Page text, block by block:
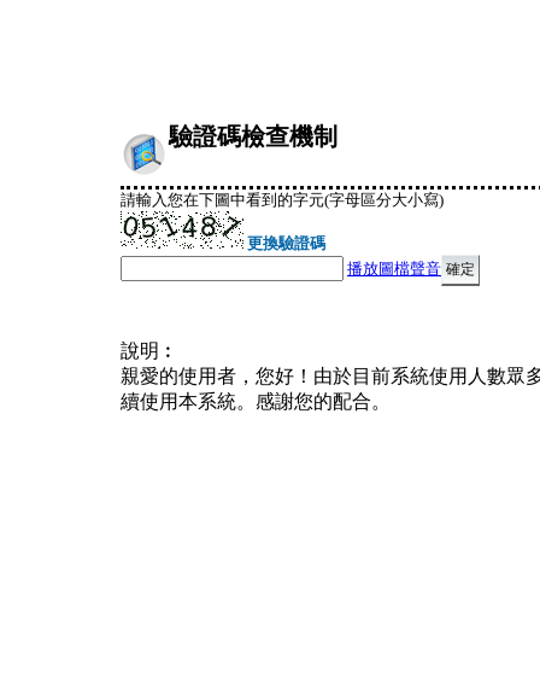
驗證碼檢查機制
請輸入您在下圖中看到的字元(字母區分大小寫)
更換驗證碼
播放圖檔聲音
說明︰
親愛的使用者，您好！由於目前系統使用人數眾
續使用本系統。感謝您的配合。